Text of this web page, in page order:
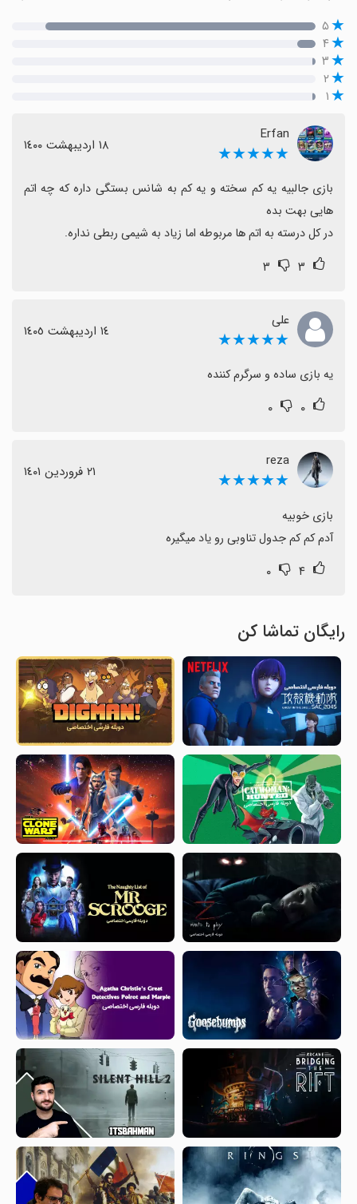
۵
۴
۳
۲
۱
Erfan
★★★★★ ١٨ اردیبهشت ١٤٠٠
در کل درسته به اتم ها مربوطه اما زیاد به شیمی ربطی نداره.
۳ ۳
علی
★★★★★ ١٤ اردیبهشت ١٤٠٥
یه بازی ساده و سرگرم کننده
۰ ۰
reza
★★★★★ ٢١ فروردین ١٤٠١
آدم کم کم جدول تناوبی رو یاد میگیره
۴ ۰
رایگان تماشا کن